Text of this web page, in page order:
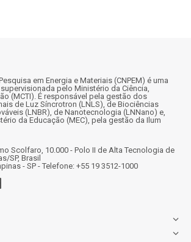
em Energia e Materiais (CNPEM) é uma
pelo Ministério da Ciência,
(MCTI). É responsável pela gestão dos
de Luz Síncrotron (LNLS), de Biociências
(LNBR), de Nanotecnologia (LNNano) e,
da Educação (MEC), pela gestão da Ilum
Scolfaro, 10.000 - Polo II de Alta Tecnologia de
SP, Brasil
- SP - Telefone: +55 19 3512-1000